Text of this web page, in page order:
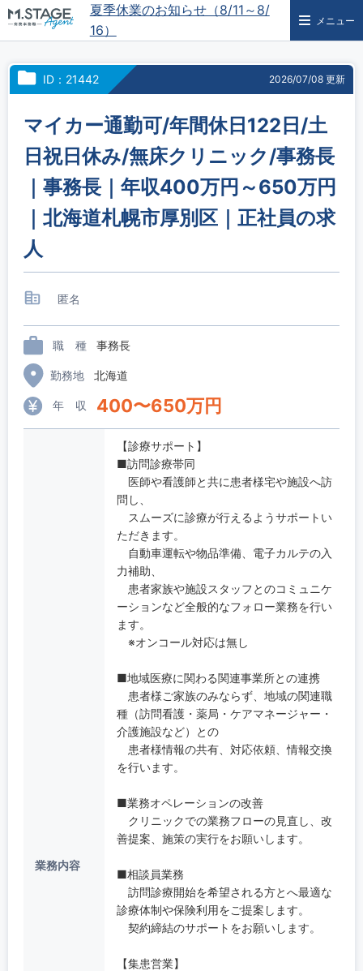
夏季休業のお知らせ（8/11～8/
16）
メニュー
ID：21442 2026/07/08 更新
マイカー通勤可/年間休日122日/土
日祝日休み/無床クリニック/事務長
｜事務長｜年収400万円～650万円
｜北海道札幌市厚別区｜正社員の求
人
匿名
職 種 事務長
勤務地 北海道
年 収 400〜650万円
業務内容
【診療サポート】
■訪問診療帯同
医師や看護師と共に患者様宅や施設へ訪
問し、
スムーズに診療が行えるようサポートい
ただきます。
自動車運転や物品準備、電子カルテの入
力補助、
患者家族や施設スタッフとのコミュニケ
ーションなど全般的なフォロー業務を行い
ます。
※オンコール対応は無し
■地域医療に関わる関連事業所との連携
患者様ご家族のみならず、地域の関連職
種（訪問看護・薬局・ケアマネージャー・
介護施設など）との
患者様情報の共有、対応依頼、情報交換
を行います。
■業務オペレーションの改善
クリニックでの業務フローの見直し、改
善提案、施策の実行をお願いします。
■相談員業務
訪問診療開始を希望される方とへ最適な
診療体制や保険利用をご提案します。
契約締結のサポートをお願いします。
【集患営業】